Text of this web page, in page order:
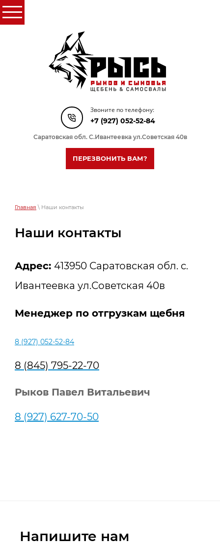
Звоните по телефону:
+7 (927) 052-52-84
Саратовская обл. С.Ивантеевка ул.Советская 40в
ПЕРЕЗВОНИТЬ ВАМ?
Главная \ Наши контакты
Наши контакты
Адрес: 413950 Саратовская обл. с.
Ивантеевка ул.Советская 40в
Менеджер по отгрузкам щебня
8 (927) 052-52-84
8 (845) 795-22-70
Рыков Павел Витальевич
8 (927) 627-70-50
Напишите нам